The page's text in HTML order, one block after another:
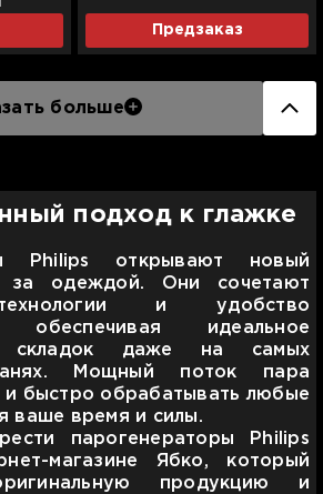
Предзаказ
больше
подход к глажке
Philips открывают новый
за одеждой. Они сочетают
и удобство
обеспечивая идеальное
складок даже на самых
Мощный поток пара
и быстро обрабатывать любые
ваше время и силы.
парогенераторы Philips
магазине Ябко, который
продукцию и